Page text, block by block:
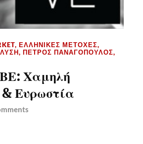
, ΕΛΛΗΝΙΚΈΣ ΜΕΤΟΧΈΣ,
, ΠΈΤΡΟΣ ΠΑΝΑΓΌΠΟΥΛΟΣ,
Χαμηλή
Ευρωστία